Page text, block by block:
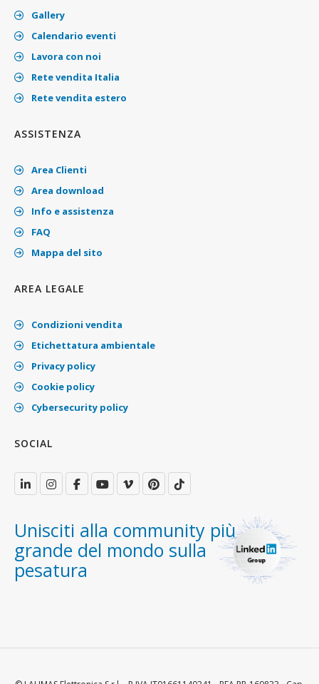
Gallery
Calendario eventi
Lavora con noi
Rete vendita Italia
Rete vendita estero
ASSISTENZA
Area Clienti
Area download
Info e assistenza
FAQ
Mappa del sito
AREA LEGALE
Condizioni vendita
Etichettatura ambientale
Privacy policy
Cookie policy
Cybersecurity policy
SOCIAL
Unisciti alla community più
grande del mondo sulla
pesatura